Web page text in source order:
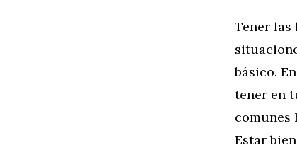
Tener las
básico.
tener en
comunes
Estar